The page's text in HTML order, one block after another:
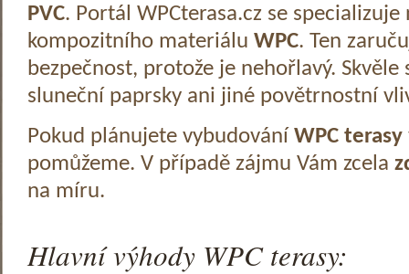
PVC. Portál WPCterasa.cz se specializuje
kompozitního materiálu WPC. Ten
bezpečnost, protože je nehořlavý.
sluneční paprsky ani jiné povětrnostní
Pokud plánujete vybudování WPC terasy
pomůžeme. V případě zájmu Vám zcela
na míru.
Hlavní výhody WPC terasy: